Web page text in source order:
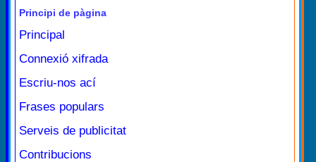
Principi de pàgina
Principal
Connexió xifrada
Escriu-nos ací
Frases populars
Serveis de publicitat
Contribucions